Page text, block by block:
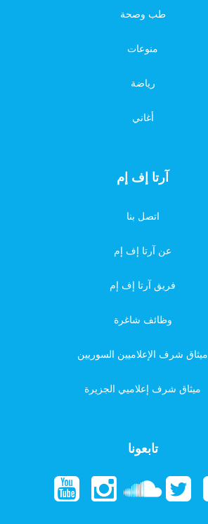
طب وصحة
منوعات
رياضة
أغاني
آرتا إف إم
اتصل بنا
عن آرتا إف إم
فريق آرتا إف إم
وظائف شاغرة
ميثاق شرف الإعلاميين السوريين
ميثاق شرف إعلاميي الجزيرة
تابعونا